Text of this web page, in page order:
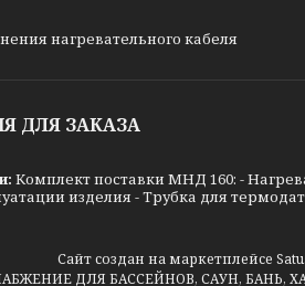
нагревательного кабеля
ДЛЯ ЗАКАЗА
Комплект поставки МНД 160: -
изделия - Трубка для
Сайт создан на маркетплейсе